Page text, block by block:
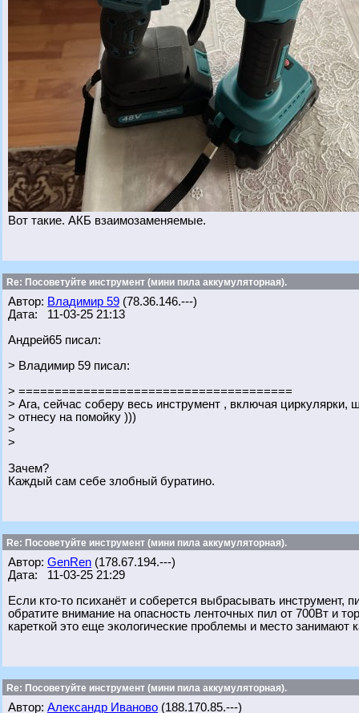
Вот такие. АКБ взаимозаменяемые.
Re: Посоветуйте инструмент (мини пила аккумуляторная).
Автор: Владимир 59 (78.36.146.---)
Дата: 11-03-25 21:13
Андрей65 писал:
> Владимир 59 писал:
> ======================================
> Ага, сейчас соберу весь инструмент , включая циркулярки,
> отнесу на помойку )))
>
>
Зачем?
Каждый сам себе злобный буратино.
Re: Посоветуйте инструмент (мини пила аккумуляторная).
Автор: GenRen (178.67.194.---)
Дата: 11-03-25 21:29
Если кто-то психанёт и соберется выбрасывать
обратите внимание на опасность ленточных пил от 700Вт и
кареткой это еще экологические проблемы и место занимают
Re: Посоветуйте инструмент (мини пила аккумуляторная).
Автор: Александр Иваново (188.170.85.---)